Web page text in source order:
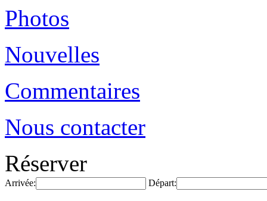
Photos
Nouvelles
Commentaires
Nous contacter
Réserver
Arrivée: Départ: